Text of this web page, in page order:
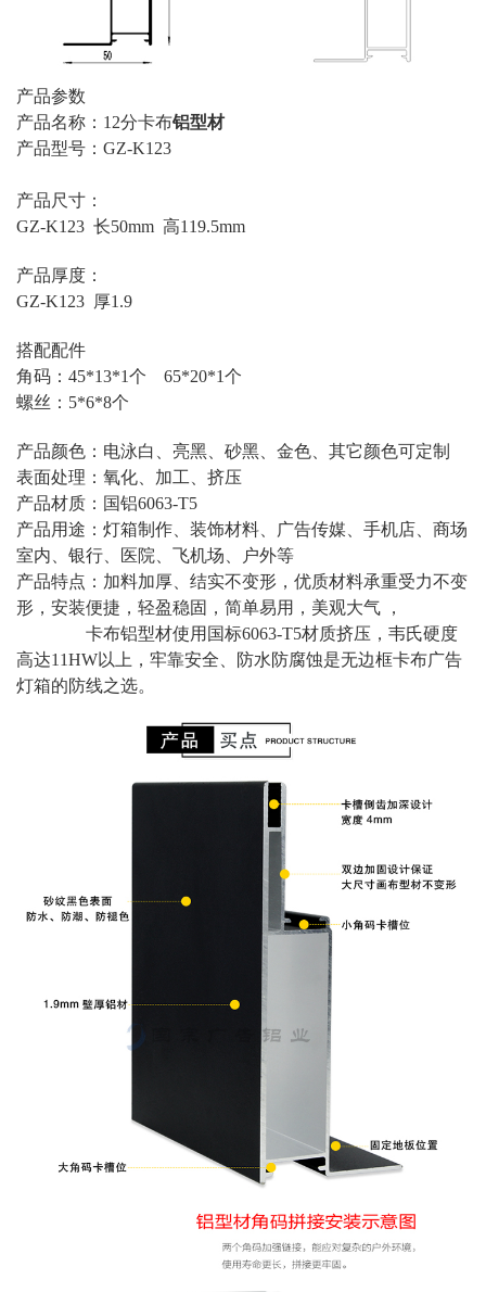
产品参数
产品名称：12分卡布铝型材
产品型号：GZ-K123
产品尺寸：
GZ-K123 长50mm 高119.5mm
产品厚度：
GZ-K123 厚1.9
搭配配件
角码：45*13*1个 65*20*1个
螺丝：5*6*8个
产品颜色：电泳白、亮黑、砂黑、金色、其它颜色可定制
表面处理：氧化、加工、挤压
产品材质：国铝6063-T5
产品用途：灯箱制作、装饰材料、广告传媒、手机店、商场
室内、银行、医院、飞机场、户外等
产品特点：加料加厚、结实不变形，优质材料承重受力不变
形，安装便捷，轻盈稳固，简单易用，美观大气 ，
卡布铝型材使用国标6063-T5材质挤压，韦氏硬度
高达11HW以上，牢靠安全、防水防腐蚀是无边框卡布广告
灯箱的防线之选。